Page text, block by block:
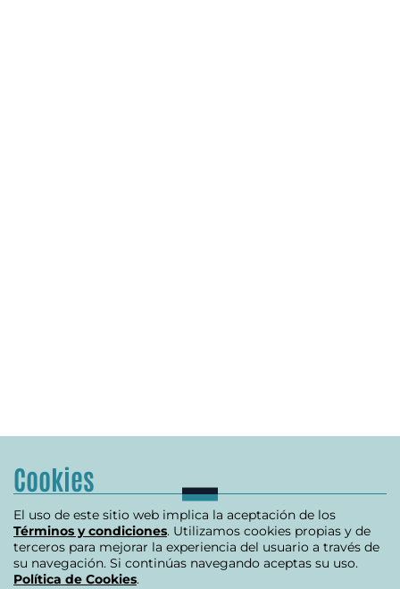
Cookies
El uso de este sitio web implica la aceptación de los
Términos y condiciones. Utilizamos cookies propias y de
terceros para mejorar la experiencia del usuario a través de
su navegación. Si continúas navegando aceptas su uso.
Política de Cookies.